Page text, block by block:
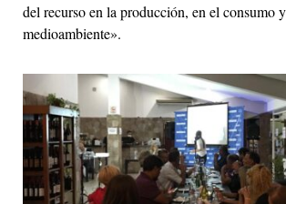
del recurso en la producción, en el consumo
medioambiente».